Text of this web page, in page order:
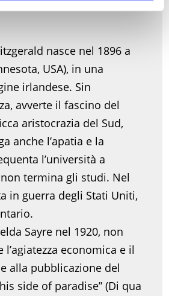
nasce nel 1896 a
USA), in una
irlandese. Sin
avverte il fascino del
aristocrazia del Sud,
anche l’apatia e la
l’università a
termina gli studi. Nel
in guerra degli Stati Uniti,
Sayre nel 1920, non
economica e il
alla pubblicazione del
side of paradise” (Di qua